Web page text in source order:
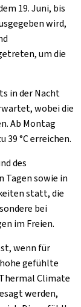
19. Juni, bis
wird,
um die
in der Nacht
wobei die
Ab Montag
°C erreichen.
des
Tagen sowie in
statt, die
bei
im Freien.
wenn für
gefühlte
Climate
werden,